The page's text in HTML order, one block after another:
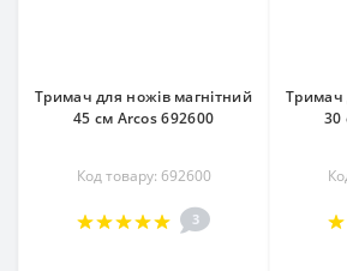
Тримач для ножів магнітний
45 см Arcos 692600
Код товару: 692600
3
Тримач
30